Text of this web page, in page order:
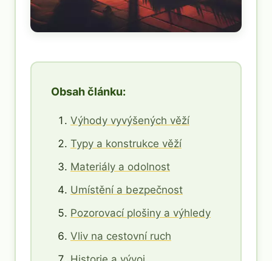
Obsah článku:
Výhody vyvýšených věží
Typy a konstrukce věží
Materiály a odolnost
Umístění a bezpečnost
Pozorovací plošiny a výhledy
Vliv na cestovní ruch